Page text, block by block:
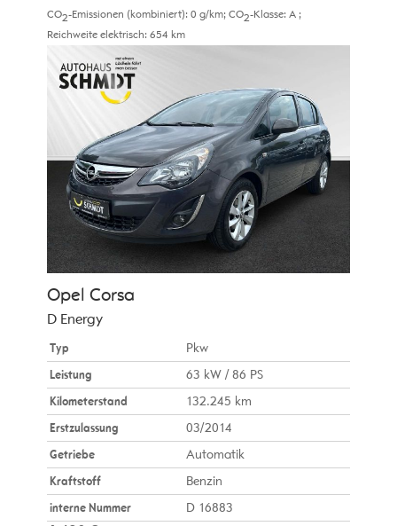
CO2-Emissionen (kombiniert): 0 g/km; CO2-Klasse: A ;
Reichweite elektrisch: 654 km
Opel Corsa
D Energy
Typ
Pkw
Leistung
63 kW / 86 PS
Kilometerstand
132.245 km
Erstzulassung
03/2014
Getriebe
Automatik
Kraftstoff
Benzin
interne Nummer
D 16883